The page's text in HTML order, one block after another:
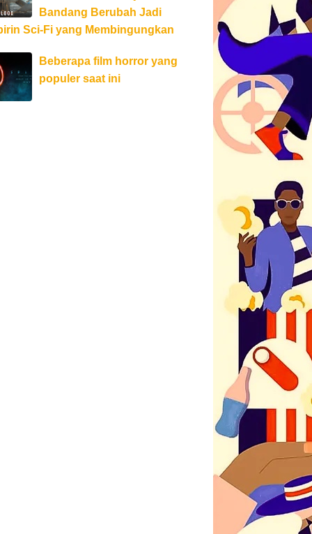
Bandang Berubah Jadi
Sci-Fi yang Membingungkan
Beberapa film horror yang
populer saat ini